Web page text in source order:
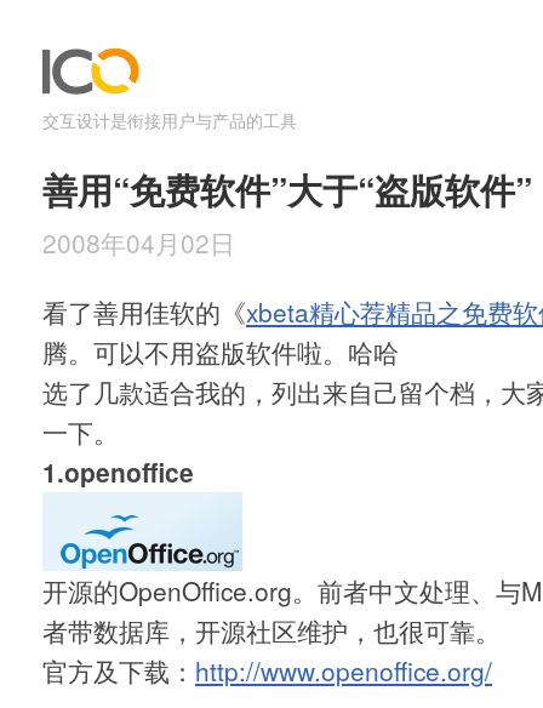
交互设计是衔接用户与产品的工具
善用“免费软件”大于“盗版软件”
2008年04月02日
看了善用佳软的《xbeta精心荐精品之免费
腾。可以不用盗版软件啦。哈哈
选了几款适合我的，列出来自己留个档，大
一下。
1.openoffice
开源的OpenOffice.org。前者中文处理、与
者带数据库，开源社区维护，也很可靠。
官方及下载： http://www.openoffice.org/